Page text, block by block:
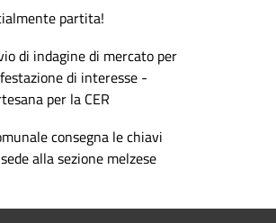
partita!
di indagine di mercato per
di interesse -
per la CER
consegna le chiavi
alla sezione melzese